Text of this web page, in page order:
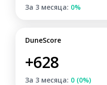
За 3 месяца: 0%
DuneScore
+628
За 3 месяца: 0 (0%)